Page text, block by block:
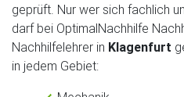
geprüft. Nur wer sich fachlich
darf bei OptimalNachhilfe
Nachhilfelehrer in Klagenfurt
in jedem Gebiet: